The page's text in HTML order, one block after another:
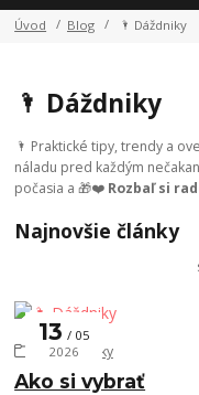
Úvod Blog 🌂 Dáždniky
🌂 Dáždniky
🌂 Praktické tipy, trendy a
náladu pred každým
počasia a 🎁❤️ Rozbaľ si
Najnovšie články
Ako si vybrať
13
05
2026
🌂 Dáždniky